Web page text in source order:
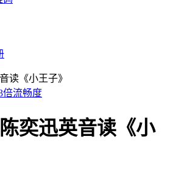
倍流畅度
奕迅英音读《小